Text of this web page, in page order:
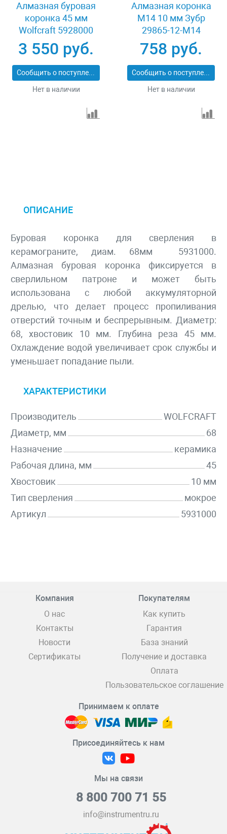
Алмазная буровая
коронка 45 мм
Wolfcraft 5928000
3 550 руб.
Сообщить о поступлении
Нет в наличии
Алмазная коронка
М14 10 мм Зубр
29865-12-M14
758 руб.
Сообщить о поступлении
Нет в наличии
ОПИСАНИЕ
Буровая коронка для сверления в
керамограните, диам. 68мм 5931000.
Алмазная буровая коронка фиксируется в
сверлильном патроне и может быть
использована с любой аккумуляторной
дрелью, что делает процесс пропиливания
отверстий точным и беспрерывным. Диаметр:
68, хвостовик 10 мм. Глубина реза 45 мм.
Охлаждение водой увеличивает срок службы и
уменьшает попадание пыли.
ХАРАКТЕРИСТИКИ
Производитель
WOLFCRAFT
Диаметр, мм
68
Назначение
керамика
Рабочая длина, мм
45
Хвостовик
10 мм
Тип сверления
мокрое
Артикул
5931000
Компания
О нас
Контакты
Новости
Сертификаты
Покупателям
Как купить
Гарантия
База знаний
Получение и доставка
Оплата
Пользовательское соглашение
Принимаем к оплате
Присоединяйтесь к нам
Мы на связи
8 800 700 71 55
info@instrumentru.ru